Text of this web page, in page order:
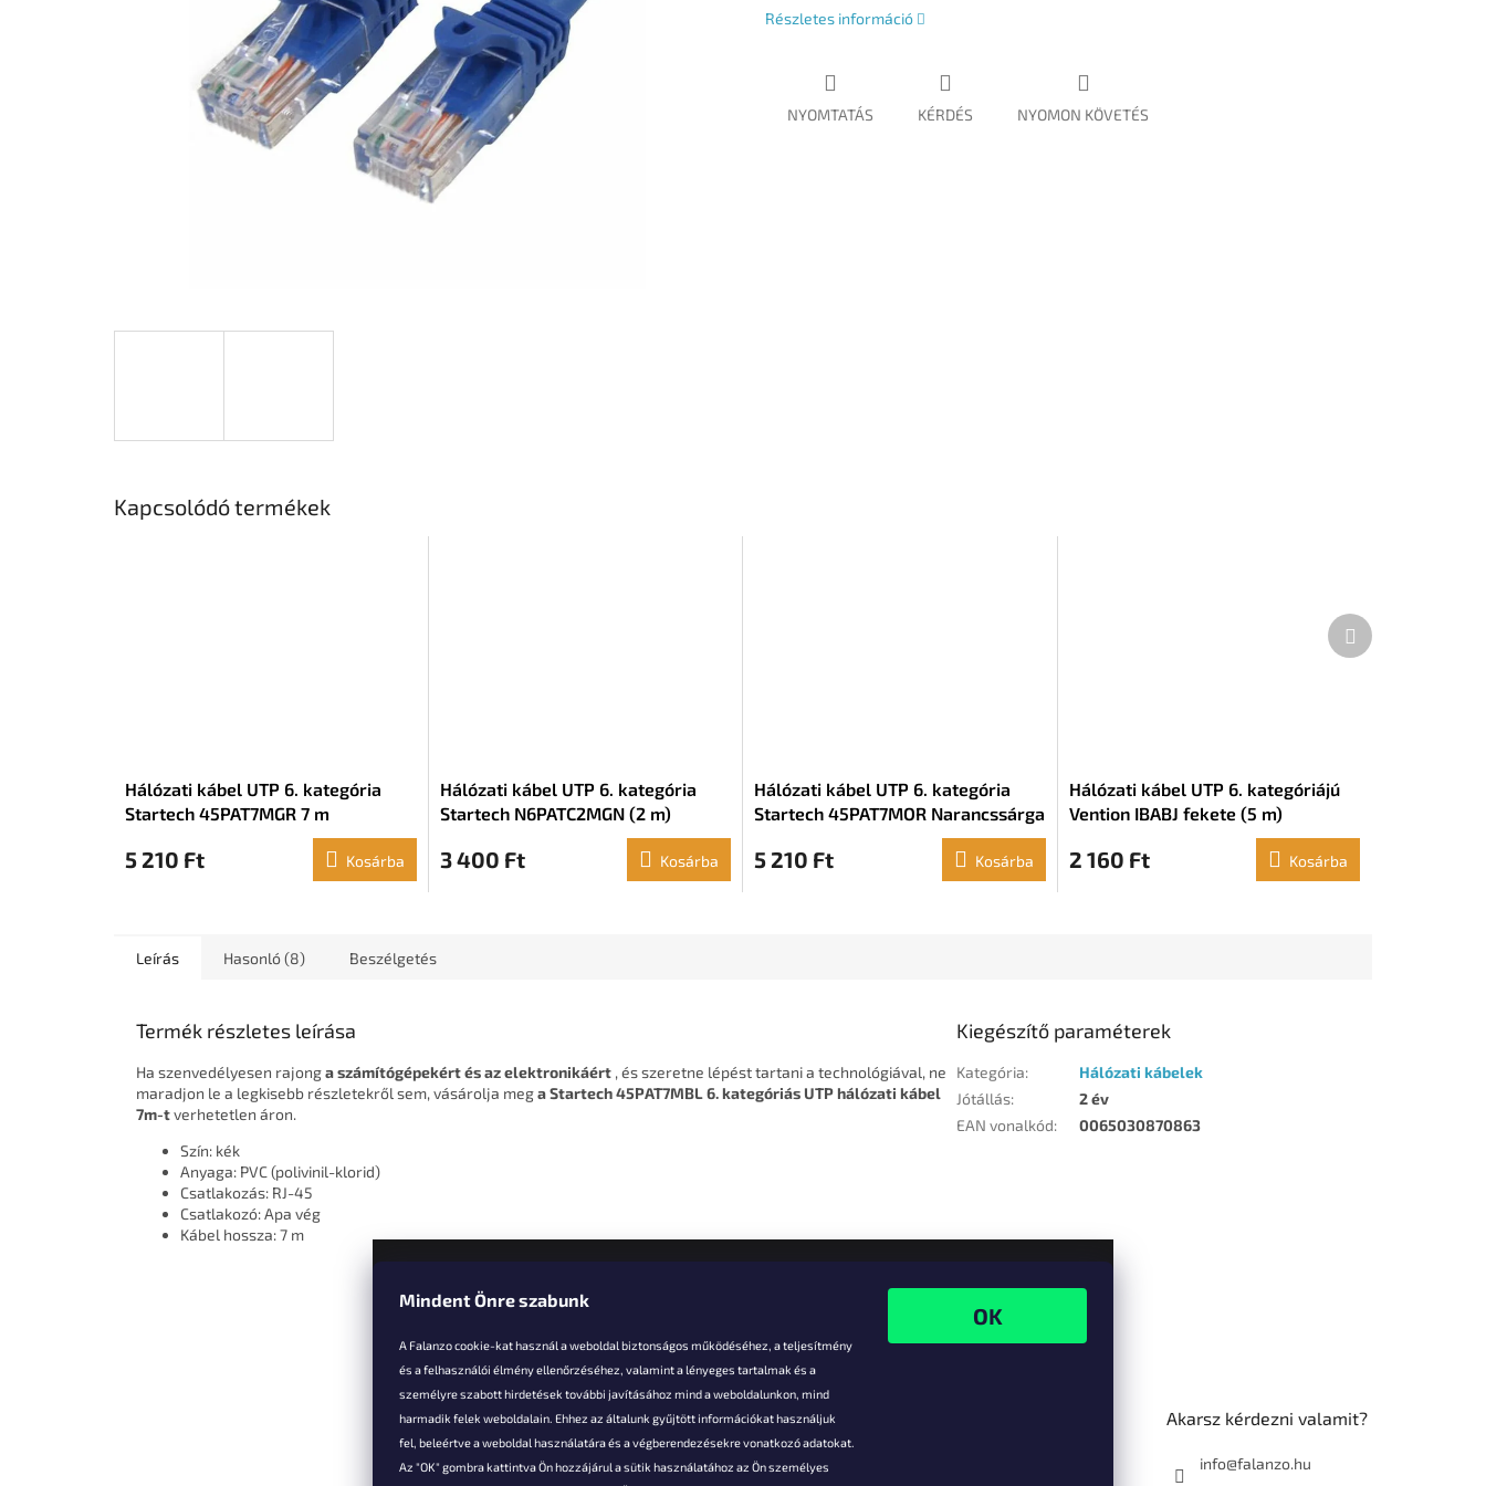
Mindent Önre szabunk
A Falanzo cookie-kat használ a weboldal biztonságos működéséhez, a teljesítmény
és a felhasználói élmény ellenőrzéséhez, valamint a lényeges tartalmak és a
személyre szabott hirdetések további javításához mind a weboldalunkon, mind
harmadik felek weboldalain. Ehhez az általunk gyűjtött információkat használjuk
fel, beleértve a weboldal használatára és a végberendezésekre vonatkozó adatokat.
Az "OK" gombra kattintva Ön hozzájárul a sütik használatához az Ön személyes
Részletes információ
NYOMTATÁS KÉRDÉS NYOMON KÖVETÉS
Kapcsolódó termékek
Hálózati kábel UTP 6. kategória
Startech 45PAT7MGR 7 m
5 210 Ft Kosárba
Hálózati kábel UTP 6. kategória
Startech N6PATC2MGN (2 m)
3 400 Ft Kosárba
Hálózati kábel UTP 6. kategória
Startech 45PAT7MOR Narancssárga
5 210 Ft Kosárba
Hálózati kábel UTP 6. kategóriájú
Vention IBABJ fekete (5 m)
2 160 Ft Kosárba
Következő
termék
Leírás Hasonló (8) Beszélgetés
Termék részletes leírása
Ha szenvedélyesen rajonga számítógépekért és az elektronikáért , és szeretne lépést tartani a technológiával, ne
maradjon le a legkisebb részletekről sem, vásárolja mega Startech 45PAT7MBL 6. kategóriás UTP hálózati kábel
7m-tverhetetlen áron.
Szín: kék
Anyaga: PVC (polivinil-klorid)
Csatlakozás: RJ-45
Csatlakozó: Apa vég
Kábel hossza: 7 m
Kiegészítő paraméterek
Kategória:
Hálózati kábelek
Jótállás:
2 év
EAN vonalkód: 0065030870863
Vevőknek
Hűségkedvezmények
Akarsz kérdezni valamit?
info@falanzo.hu